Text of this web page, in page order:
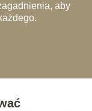
aby